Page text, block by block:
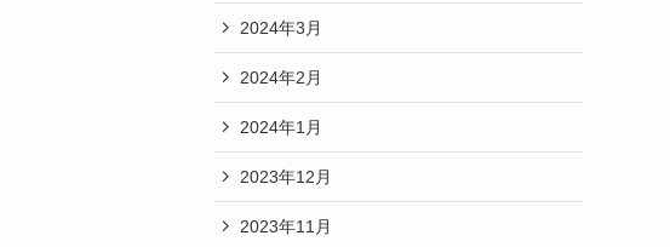
2024年3月
2024年2月
2024年1月
2023年12月
2023年11月